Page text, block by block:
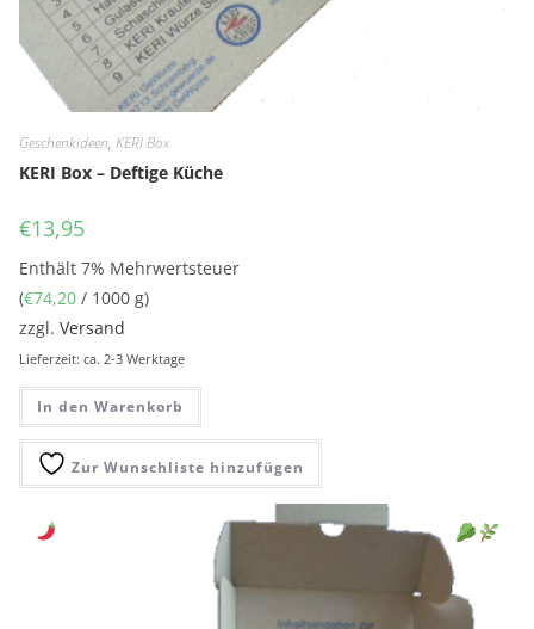
Geschenkideen,KERI Box
KERI Box – Deftige Küche
€13,95
Enthält 7% Mehrwertsteuer
(€74,20 / 1000 g)
zzgl.Versand
Lieferzeit: ca. 2-3 Werktage
In den Warenkorb
Zur Wunschliste hinzufügen
Senf